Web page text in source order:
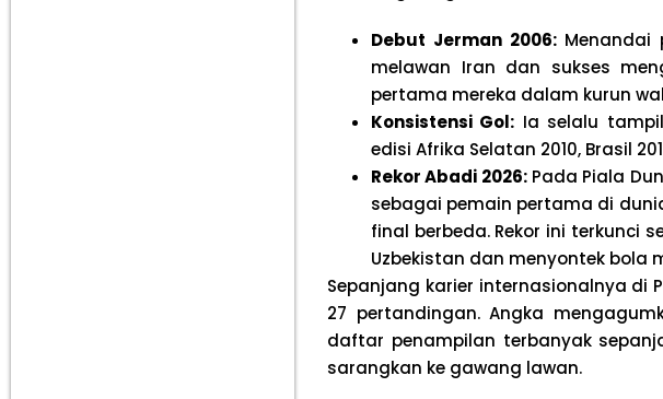
Debut Jerman 2006:Menandai
melawan Iran dan sukses
pertama mereka dalam kurun
Konsistensi Gol: Ia selalu
edisi Afrika Selatan 2010, Brasil
Rekor Abadi 2026:Pada Piala
sebagai pemain pertama di
final berbeda. Rekor ini terkunci
Uzbekistan dan menyontek
Sepanjang karier internasionalnya di
27 pertandingan. Angka
daftar penampilan terbanyak
sarangkan ke gawang lawan.